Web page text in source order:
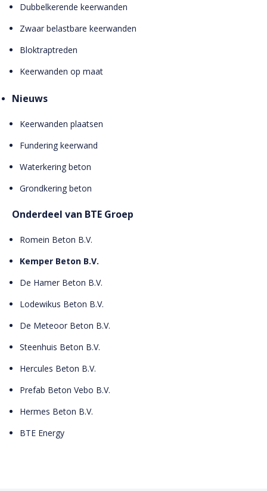
Dubbelkerende keerwanden
Zwaar belastbare keerwanden
Bloktraptreden
Keerwanden op maat
Nieuws
Keerwanden plaatsen
Fundering keerwand
Waterkering beton
Grondkering beton
Onderdeel van BTE Groep
Romein Beton B.V.
Kemper Beton B.V.
De Hamer Beton B.V.
Lodewikus Beton B.V.
De Meteoor Beton B.V.
Steenhuis Beton B.V.
Hercules Beton B.V.
Prefab Beton Vebo B.V.
Hermes Beton B.V.
BTE Energy